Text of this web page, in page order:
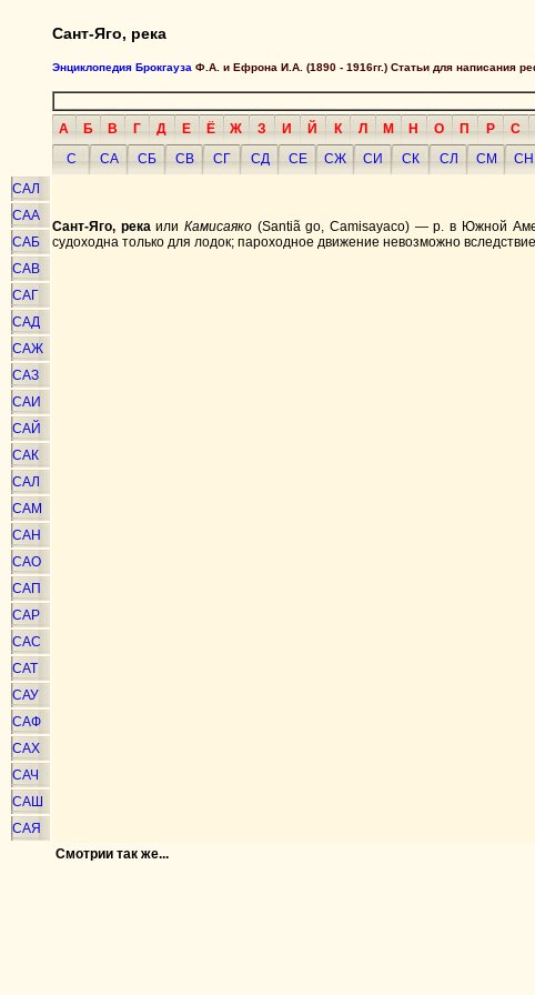
Сант-Яго, река
Энциклопедия Брокгауза Ф.А. и Ефрона И.А. (1890 - 1916гг.) Статьи для написания
А Б В Г Д Е Ё Ж З И Й К Л М Н О П Р С
С
СА СБ СВ СГ СД СЕ СЖ СИ СК СЛ СМ СН
САЛ
САА
САБ
САВ
САГ
САД
САЖ
САЗ
САИ
САЙ
САК
САЛ
САМ
САН
САО
САП
САР
САС
САТ
САУ
САФ
САХ
САЧ
САШ
САЯ
Сант-Яго, рекаилиКамисаяко (Santiã go, Camisayaco) — p. в Южной
судоходна только для лодок; пароходное движение невозможно
Смотрии так же...